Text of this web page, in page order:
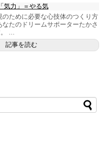
「気力」＝やる気
のために必要な心技体のつくり方
たのドリームサポーターたかさ
...
記事を読む